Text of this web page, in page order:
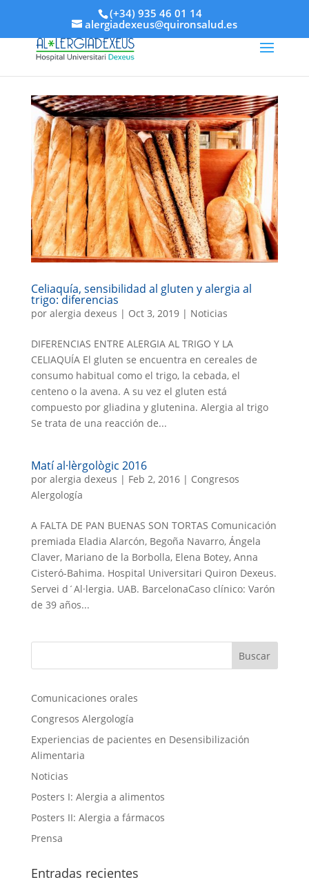
(+34) 935 46 01 14
alergiadexeus@quironsalud.es
Celiaquía, sensibilidad al gluten y alergia al
trigo: diferencias
por alergia dexeus | Oct 3, 2019| Noticias
DIFERENCIAS ENTRE ALERGIA AL TRIGO Y LA
CELIAQUÍA El gluten se encuentra en cereales de
consumo habitual como el trigo, la cebada, el
centeno o la avena. A su vez el gluten está
compuesto por gliadina y glutenina. Alergia al trigo
Se trata de una reacción de...
Matí al·lèrgològic 2016
por alergia dexeus | Feb 2, 2016| Congresos
Alergología
A FALTA DE PAN BUENAS SON TORTAS Comunicación
premiada Eladia Alarcón, Begoña Navarro, Ángela
Claver, Mariano de la Borbolla, Elena Botey, Anna
Cisteró-Bahima. Hospital Universitari Quiron Dexeus.
Servei d´Al·lergia. UAB. BarcelonaCaso clínico: Varón
de 39 años...
Comunicaciones orales
Congresos Alergología
Experiencias de pacientes en Desensibilización
Alimentaria
Noticias
Posters I: Alergia a alimentos
Posters II: Alergia a fármacos
Prensa
Entradas recientes